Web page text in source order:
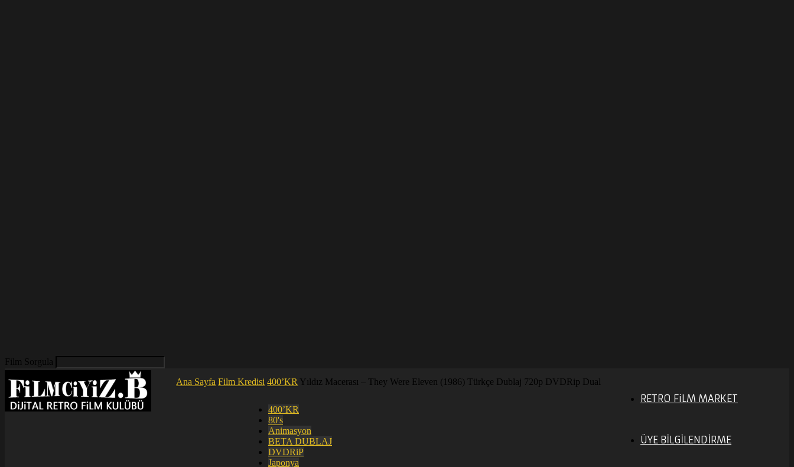
Film Sorgula
DiJiTAL
RETRO FiLM MARKET
ÜYE BİLGİLENDİRME
Ana Sayfa Film Kredisi 400’KR Yıldız Macerası – They Were Eleven (1986) Türkçe Dublaj 720p DVDRip Dual
400’KR
80's
Animasyon
BETA DUBLAJ
DVDRiP
Japonya